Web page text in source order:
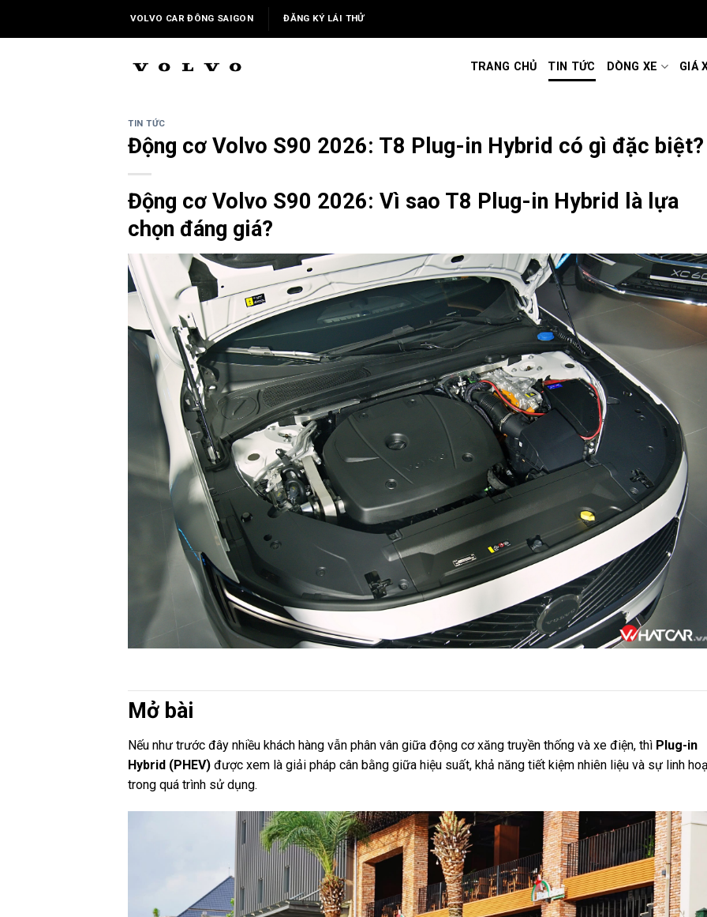
VOLVO CAR ĐÔNG SAIGON ĐĂNG KÝ LÁI THỬ
TRANG CHỦ TIN TỨC DÒNG XE GIÁ
TIN TỨC
Động cơ Volvo S90 2026: T8 Plug-in Hybrid có gì đặc biệt?
Động cơ Volvo S90 2026: Vì sao T8 Plug-in Hybrid là lựa
chọn đáng giá?
Mở bài
Nếu như trước đây nhiều khách hàng vẫn phân vân giữa động cơ xăng truyền thống và xe điện, thì Plug-in
Hybrid (PHEV) được xem là giải pháp cân bằng giữa hiệu suất, khả năng tiết kiệm nhiên liệu và sự linh
trong quá trình sử dụng.